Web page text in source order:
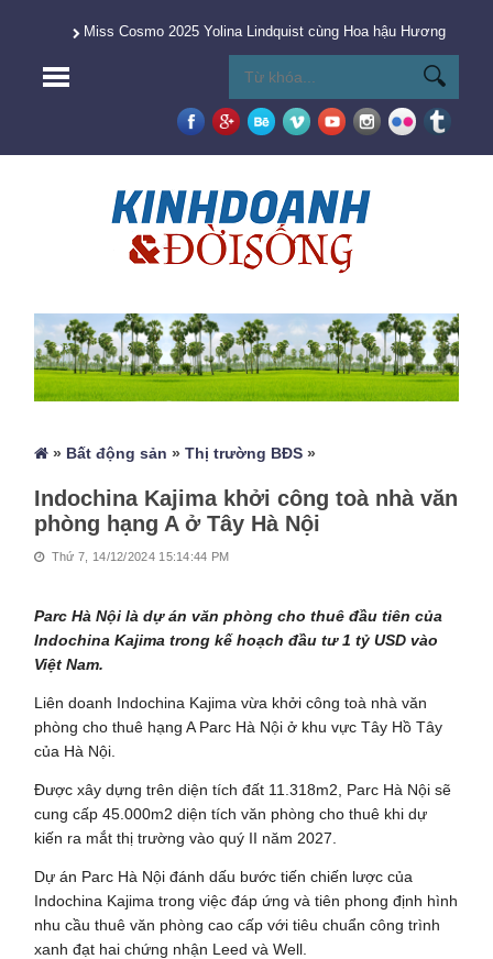
Miss Cosmo 2025 Yolina Lindquist cùng Hoa hậu Hương
» Bất động sản »Thị trường BĐS »
Indochina Kajima khởi công toà nhà văn
phòng hạng A ở Tây Hà Nội
Thứ 7, 14/12/2024 15:14:44 PM
Parc Hà Nội là dự án văn phòng cho thuê đầu tiên của
Indochina Kajima trong kế hoạch đầu tư 1 tỷ USD vào
Việt Nam.
Liên doanh Indochina Kajima vừa khởi công toà nhà văn
phòng cho thuê hạng A Parc Hà Nội ở khu vực Tây Hồ Tây
của Hà Nội.
Được xây dựng trên diện tích đất 11.318m2, Parc Hà Nội sẽ
cung cấp 45.000m2 diện tích văn phòng cho thuê khi dự
kiến ra mắt thị trường vào quý II năm 2027.
Dự án Parc Hà Nội đánh dấu bước tiến chiến lược của
Indochina Kajima trong việc đáp ứng và tiên phong định hình
nhu cầu thuê văn phòng cao cấp với tiêu chuẩn công trình
xanh đạt hai chứng nhận Leed và Well.